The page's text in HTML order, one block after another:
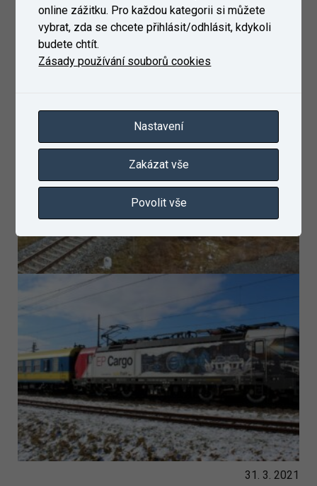
31. 3. 2021
online zážitku. Pro každou kategorii si můžete
vybrat, zda se chcete přihlásit/odhlásit, kdykoli
budete chtít.
Zásady používání souborů cookies
Nastavení
Zakázat vše
Povolit vše